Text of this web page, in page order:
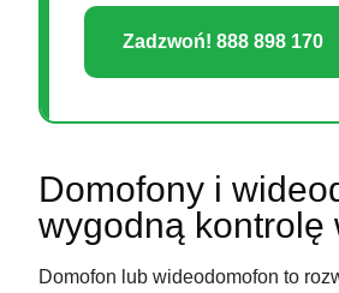
Zadzwoń! 888 898 170
Domofony i
wygodną kontrolę
Domofon lub wideodomofon to